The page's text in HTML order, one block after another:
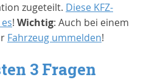
zugeteilt. Diese KFZ-
! Wichtig: Auch bei einem
Fahrzeug ummelden!
3 Fragen